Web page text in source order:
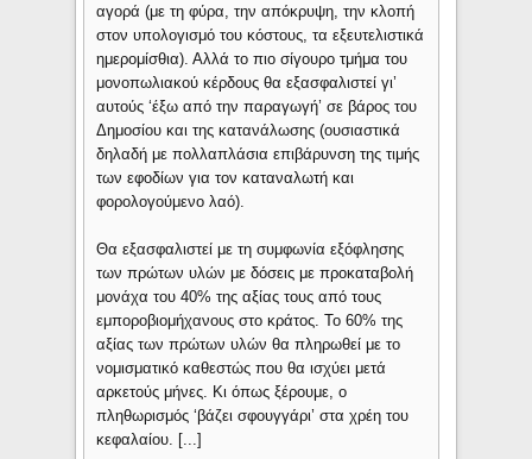
αγορά (με τη φύρα, την απόκρυψη, την κλοπή
στον υπολογισμό του κόστους, τα εξευτελιστικά
ημερομίσθια). Αλλά το πιο σίγουρο τμήμα του
μονοπωλιακού κέρδους θα εξασφαλιστεί γι’
αυτούς ‘έξω από την παραγωγή’ σε βάρος του
Δημοσίου και της κατανάλωσης (ουσιαστικά
δηλαδή με πολλαπλάσια επιβάρυνση της τιμής
των εφοδίων για τον καταναλωτή και
φορολογούμενο λαό).
Θα εξασφαλιστεί με τη συμφωνία εξόφλησης
των πρώτων υλών με δόσεις με προκαταβολή
μονάχα του 40% της αξίας τους από τους
εμποροβιομήχανους στο κράτος. Το 60% της
αξίας των πρώτων υλών θα πληρωθεί με το
νομισματικό καθεστώς που θα ισχύει μετά
αρκετούς μήνες. Κι όπως ξέρουμε, ο
πληθωρισμός ‘βάζει σφουγγάρι’ στα χρέη του
κεφαλαίου. [...]